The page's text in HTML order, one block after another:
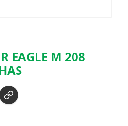
EAGLE M 208